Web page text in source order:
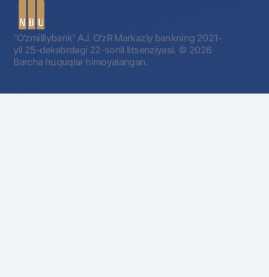
"O'zmilliybank" AJ. OʻzR Markaziy bankning 2021-
yil 25-dekabrdagi 22-sonli litsenziyasi. © 2026
Barcha huquqlar himoyalangan.